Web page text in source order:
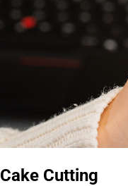
Cake Cutting